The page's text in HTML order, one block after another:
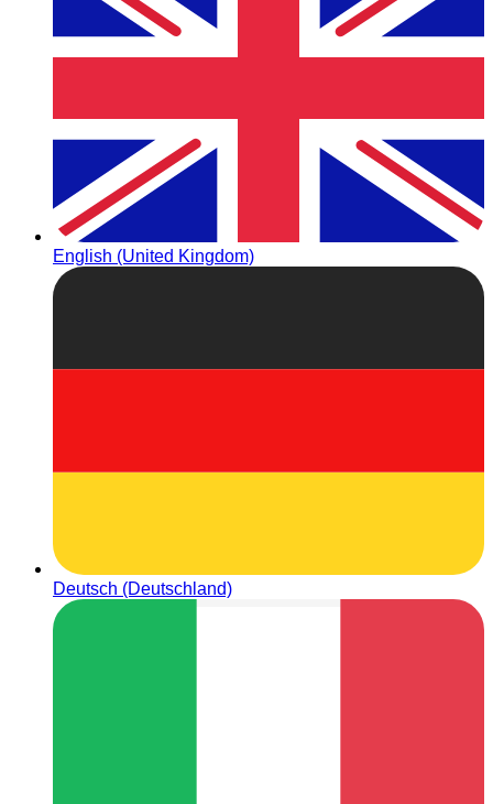
English (United Kingdom)
Deutsch (Deutschland)